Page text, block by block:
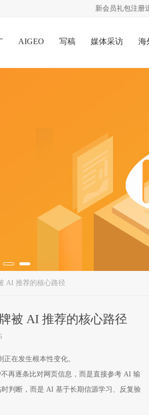
新会员礼包注册
AIGEO 写稿 媒体采访 海
AI 推荐的核心路径
被 AI 推荐的核心路径
在发生根本性变化。
再逐条比对网页信息，而是直接参考 AI 输
判断，而是 AI 基于长期信源学习、反复验